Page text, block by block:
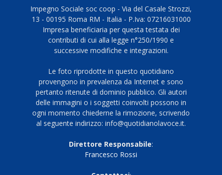
Impegno Sociale soc coop - Via del Casale Strozzi,
13 - 00195 Roma RM - Italia - P.Iva: 07216031000
Impresa beneficiaria per questa testata dei
contributi di cui alla legge n°250/1990 e
successive modifiche e integrazioni.
Le foto riprodotte in questo quotidiano
provengono in prevalenza da Internet e sono
pertanto ritenute di dominio pubblico. Gli autori
delle immagini o i soggetti coinvolti possono in
ogni momento chiederne la rimozione, scrivendo
al seguente indirizzo: info@quotidianolavoce.it.
Direttore Responsabile:
Francesco Rossi